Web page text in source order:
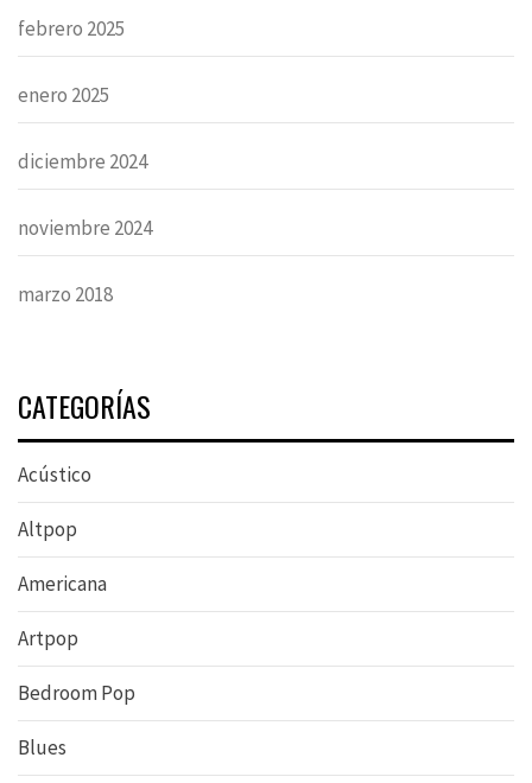
febrero 2025
enero 2025
diciembre 2024
noviembre 2024
marzo 2018
CATEGORÍAS
Acústico
Altpop
Americana
Artpop
Bedroom Pop
Blues